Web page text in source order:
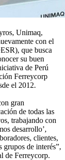
Unimaq,
con el
que busca
su buen
de Perú
Ferreycorp
el 2012.
gran
de todas las
trabajando con
desarrollo’,
clientes,
grupos de interés”,
de Ferreycorp.